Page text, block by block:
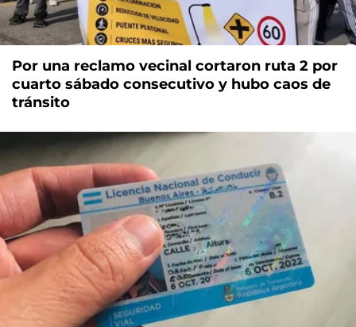
Por una reclamo vecinal cortaron ruta 2 por
cuarto sábado consecutivo y hubo caos de
tránsito